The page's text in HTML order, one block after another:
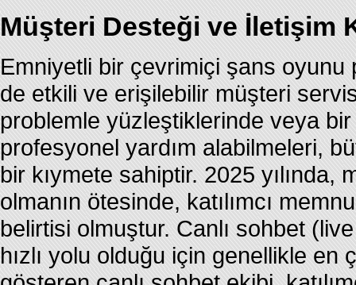
Müşteri Desteği ve İletişim
Emniyetli bir çevrimiçi şans
de etkili ve erişilebilir müşteri
problemle yüzleştiklerinde veya
profesyonel yardım alabilmeleri,
bir kıymete sahiptir. 2025
olmanın ötesinde, katılımcı
belirtisi olmuştur. Canlı sohbet
hızlı yolu olduğu için genellikle